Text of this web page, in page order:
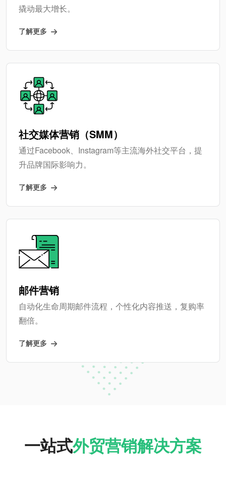
撬动最大增长。
了解更多
社交媒体营销（SMM）
通过Facebook、Instagram等主流海外社交平台，提
升品牌国际影响力。
了解更多
邮件营销
自动化生命周期邮件流程，个性化内容推送，复购率
翻倍。
了解更多
一站式外贸营销解决方案